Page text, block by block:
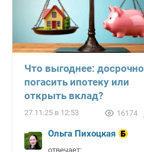
Что выгоднее: досрочно
погасить ипотеку или
открыть вклад?
27.11.25 в 12:53 16174
Ольга Пихоцкая
отвечает: